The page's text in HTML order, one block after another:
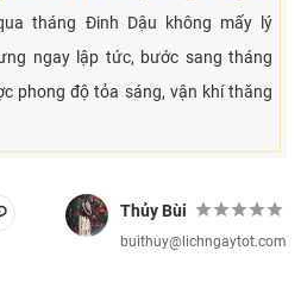
tháng Đinh Dậu không mấy lý
ngay lập tức, bước sang tháng
phong độ tỏa sáng, vận khí thăng
Thủy Bùi
buithuy@lichngaytot.com